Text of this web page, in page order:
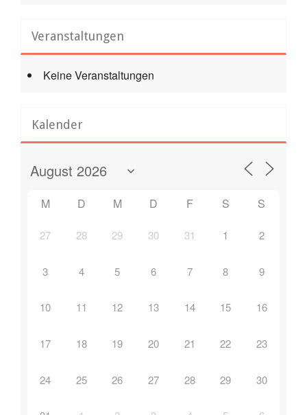
Veranstaltungen
Keine Veranstaltungen
Kalender
M D M D F S S
27 28 29 30 31 1 2
3 4 5 6 7 8 9
10 11 12 13 14 15 16
17 18 19 20 21 22 23
24 25 26 27 28 29 30